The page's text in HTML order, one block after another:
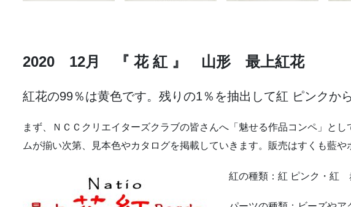
2020 12月 『 花 紅 』 山形 最上紅花
紅花の99％は黄色です。残りの1％を抽出して紅 ピンクか
まず、ＮＣＣクリエイターズクラブの皆さんへ「魅せる作品コンペ」と
ムが揃い次第、見本色やカタログを掲載していきます。販売はすくも藍
紅の種類：紅 ピンク・紅